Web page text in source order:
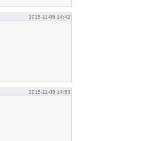
2015-11-05 14:42
2015-11-05 14:53